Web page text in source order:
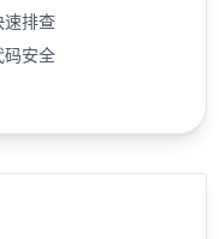
排查
码安全